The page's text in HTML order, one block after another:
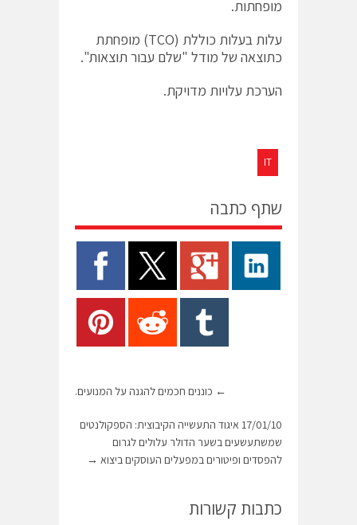
מופחתות.
עלות בעלות כוללת (TCO) מופחתת
כתוצאה של מודל "שלם עבור תוצאות".
הערכת עלויות מדויקת.
IT
שתף כתבה
← כוננים חכמים להגנה על המנועים.
17/01/10 איגוד התעשייה הקיבוצית: הספקולנטים
שמשתעשעים בשער הדולר עלולים לגרום
להפסדים ופיטורים במפעלים העוסקים ביצוא →
כתבות קשורות